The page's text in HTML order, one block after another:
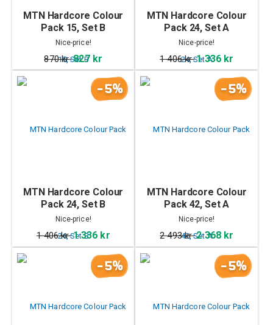
MTN Hardcore Colour
Pack 15, Set B
Nice-price!
870 kr827 kr
MTN Hardcore Colour
Pack 24, Set A
Nice-price!
1 406 kr1 336 kr
-5%
MTN Hardcore Colour
Pack 24, Set B
Nice-price!
1 406 kr1 336 kr
-5%
MTN Hardcore Colour
Pack 42, Set A
Nice-price!
2 493 kr2 368 kr
-5% -5%